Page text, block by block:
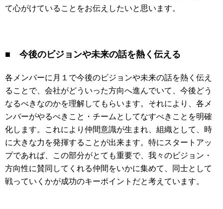
て心がけていることをお伝えしたいと思います。
■ 今後のビジョンや未来の話を熱く伝える
各メンバーに月１で今後のビジョンや未来の話を熱く伝え
ることで、会社がどういった方向へ進んでいて、今後どう
なるべきなのかを理解してもらいます。それにより、各メ
ンバーがやるべきこと・チームとしてなすべきことを明確
化します。これにより仲間意識が生まれ、組織として、時
に大きな力を発揮することが出来ます。特にスタートアッ
プであれば、この部分がとても重要で、我々のビジョン・
方向性に賛同してくれる仲間をいかに集めて、同士として
戦っていくかが成功のキーポイントだと考えています。